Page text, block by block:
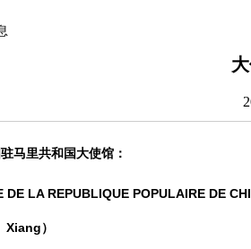
驻马里共和国大使馆：
DE LA REPUBLIQUE POPULAIRE DE
Xiang）